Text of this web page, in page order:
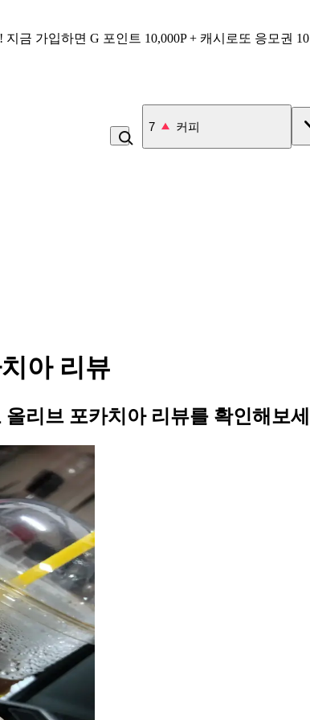
지금 가입하면 G 포인트 10,000P + 캐시로또 응모권
8 백반
아 리뷰
리브 포카치아 리뷰를 확인해보